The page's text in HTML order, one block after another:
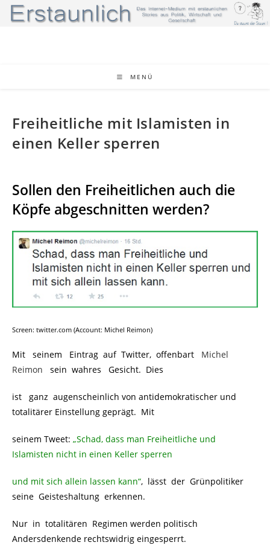
Zum
Inhalt
MENÜ
Freiheitliche mit Islamisten in
einen Keller sperren
Sollen den Freiheitlichen auch die
Köpfe abgeschnitten werden?
Screen: twitter.com (Account: Michel Reimon)
Mit seinem Eintrag auf Twitter, offenbart
Michel
Reimon
sein wahres Gesicht. Dies
ist ganz augenscheinlich von antidemokratischer und
totalitärer Einstellung geprägt. Mit
seinem Tweet: „Schad, dass man Freiheitliche und
Islamisten nicht in einen Keller sperren
und mit sich allein lassen kann“, lässt der Grünpolitiker
seine Geisteshaltung erkennen.
Nur in totalitären Regimen werden politisch
Andersdenkende rechtswidrig eingesperrt.